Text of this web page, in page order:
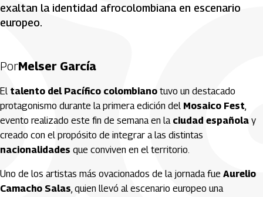
exaltan la identidad afrocolombiana en escenario
europeo.
PorMelser García
El talento del Pacífico colombiano tuvo un destacado
protagonismo durante la primera edición del Mosaico Fest,
evento realizado este fin de semana en la ciudad española y
creado con el propósito de integrar a las distintas
nacionalidades que conviven en el territorio.
Uno de los artistas más ovacionados de la jornada fue Aurelio
Camacho Salas, quien llevó al escenario europeo una